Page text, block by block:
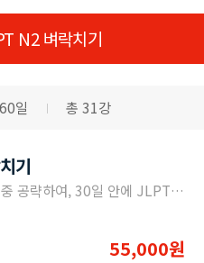
N2 벼락치기
60일 총 31강
기
전 영역의 핵심 기출 포인트를 집중 공략하여, 30일 안에 JLPT N2 합격 완성!
55,000원